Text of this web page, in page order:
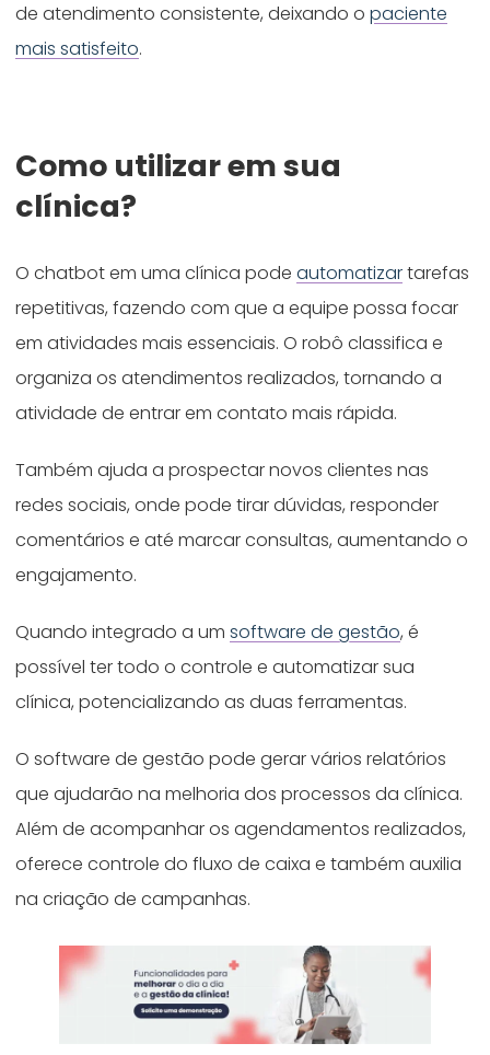
de atendimento consistente, deixando opaciente
mais satisfeito.
Como utilizar em sua
clínica?
O chatbot em uma clínica podeautomatizartarefas
repetitivas, fazendo com que a equipe possa focar
em atividades mais essenciais. O robô classifica e
organiza os atendimentos realizados, tornando a
atividade de entrar em contato mais rápida.
Também ajuda a prospectar novos clientes nas
redes sociais, onde pode tirar dúvidas, responder
comentários e até marcar consultas, aumentando o
engajamento.
Quando integrado a umsoftware de gestão, é
possível ter todo o controle e automatizar sua
clínica, potencializando as duas ferramentas.
O software de gestão pode gerar vários relatórios
que ajudarão na melhoria dos processos da clínica.
Além de acompanhar os agendamentos realizados,
oferece controle do fluxo de caixa e também auxilia
na criação de campanhas.